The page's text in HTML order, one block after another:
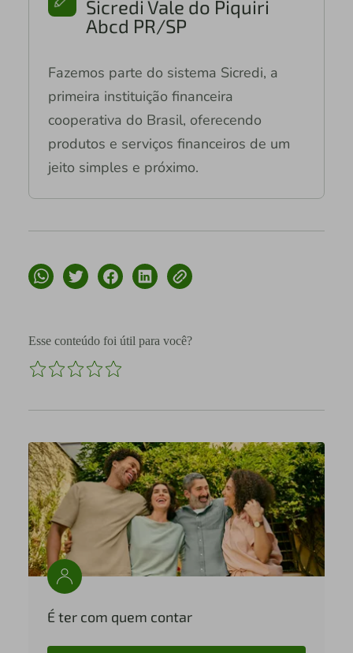
Sicredi Vale do Piquiri
Abcd PR/SP
Fazemos parte do sistema Sicredi, a
primeira instituição financeira
cooperativa do Brasil, oferecendo
produtos e serviços financeiros de um
jeito simples e próximo.
Esse conteúdo foi útil para você?
É ter com quem contar